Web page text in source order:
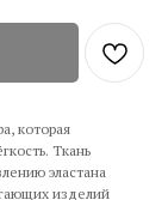
которая
Ткань
эластана
изделий